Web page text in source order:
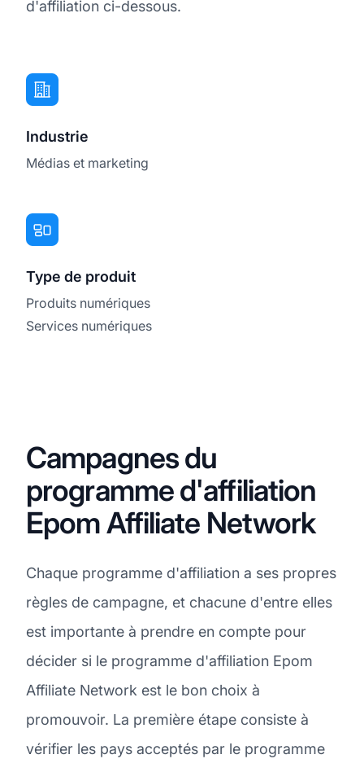
d'affiliation ci-dessous.
Industrie
Médias et marketing
Type de produit
Produits numériques
Services numériques
Campagnes du
programme d'affiliation
Epom Affiliate Network
Chaque programme d'affiliation a ses propres
règles de campagne, et chacune d'entre elles
est importante à prendre en compte pour
décider si le programme d'affiliation Epom
Affiliate Network est le bon choix à
promouvoir. La première étape consiste à
vérifier les pays acceptés par le programme